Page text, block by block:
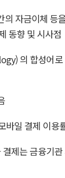
자금이체
동향 및 시사점
의 합성어
바일 결제 이용
제는 금융기